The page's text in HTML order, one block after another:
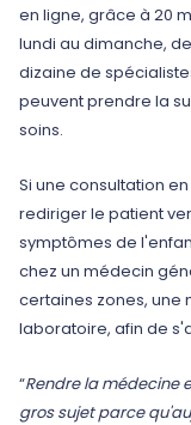
en ligne, grâce à 20
lundi au dimanche,
dizaine de
peuvent prendre la
soins.
Si une consultation
rediriger le patient
symptômes de
chez un médecin
certaines zones, une
laboratoire, afin de
“Rendre la médecine
gros sujet parce